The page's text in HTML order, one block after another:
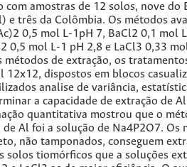
amostras de 12 solos, nove do
e três da Colômbia. Os métodos
0,5 mol L-1pH 7, BaCl2 0,1 mol
0,5 mol L-1 pH 2,8 e LaCl3 0,33
métodos de extração, os
dispostos em blocos
analise de variância,
a capacidade de extração de
quantitativa mostrou que o
Al foi a solução de Na4P2O7. Os
não tamponados, conseguem
solos tiomórficos que a soluções